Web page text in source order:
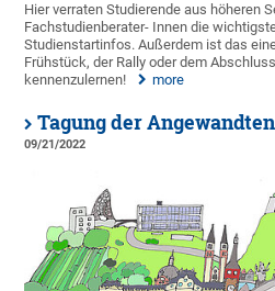
Hier verraten Studierende aus höheren
Fachstudienberater- Innen die
Studienstartinfos. Außerdem ist das
Frühstück, der Rally oder dem
kennenzulernen!
more
Tagung der
09/21/2022